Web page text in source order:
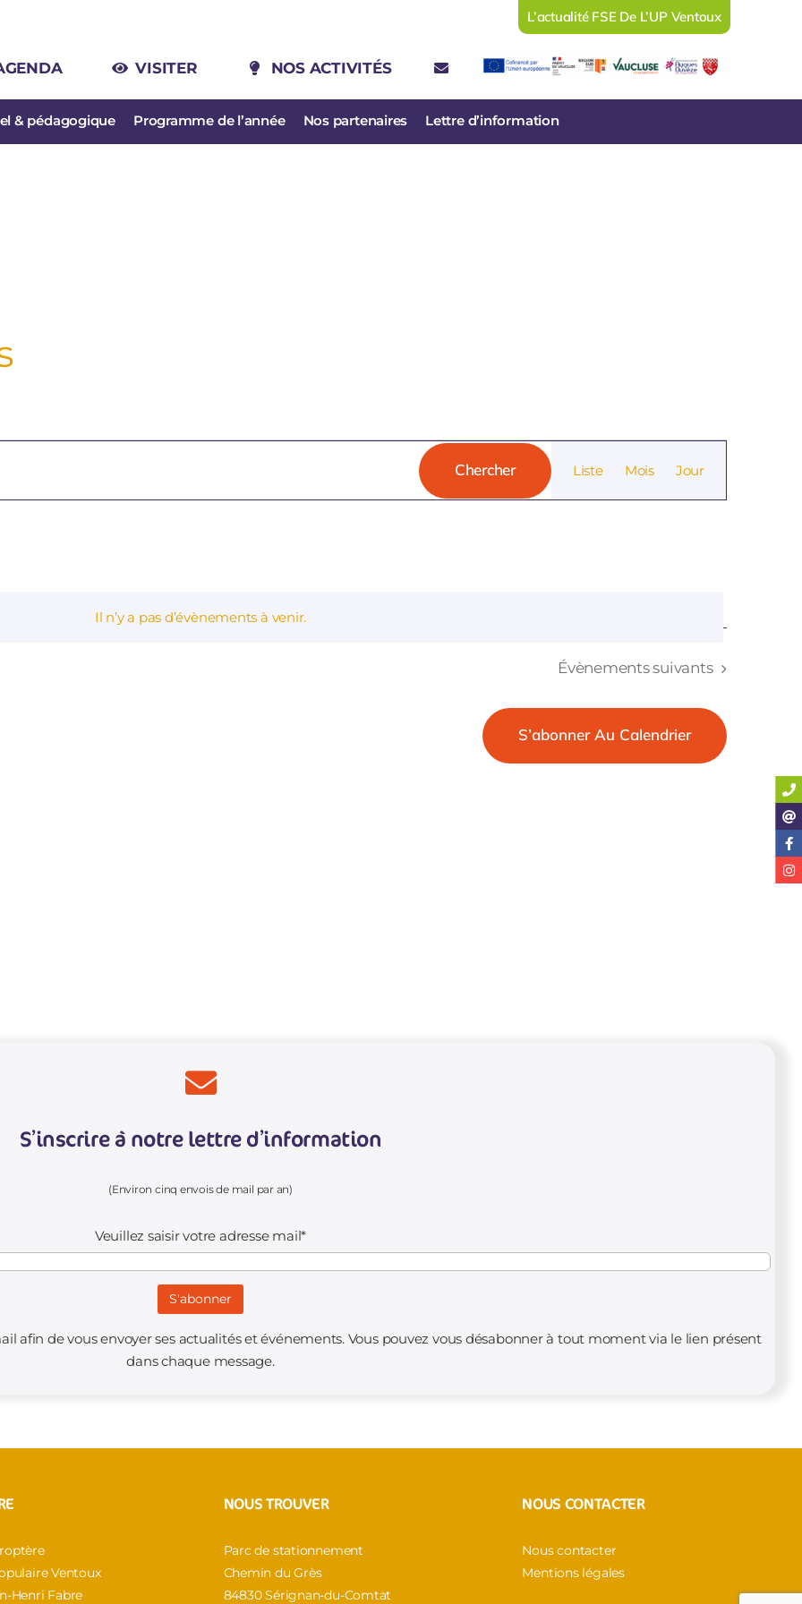
L’actualité FSE De L’UP Ventoux
VISITER NOS ACTIVITÉS
& pédagogique Programme de l’année Nos partenaires Lettre d’information
Notice
Il n’y a pas d’évènements à venir.
Chercher
Navigation
De
Liste Mois Jour
Évènementssuivants
S’abonner Au Calendrier
S’inscrire à notre lettre d’information
(Environ cinq envois de mail par an)
Veuillez saisir votre adresse mail*
afin de vous envoyer ses actualités et événements. Vous pouvez vous désabonner à tout moment via le lien présent
dans chaque message.
Ventoux
Henri Fabre
NOUS TROUVER
Parc de stationnement
Chemin du Grès
84830 Sérignan-du-Comtat
NOUS CONTACTER
Nous contacter
Mentions légales